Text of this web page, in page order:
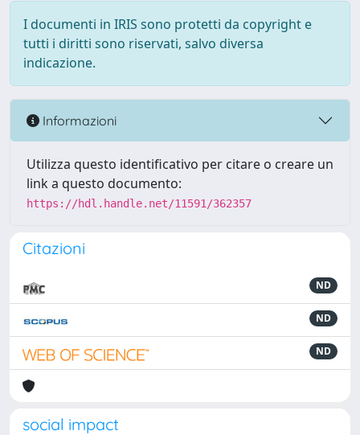
I documenti in IRIS sono protetti da copyright e
tutti i diritti sono riservati, salvo diversa
indicazione.
Informazioni
Utilizza questo identificativo per citare o creare un
link a questo documento:
https://hdl.handle.net/11591/362357
Citazioni
ND
ND
ND
social impact